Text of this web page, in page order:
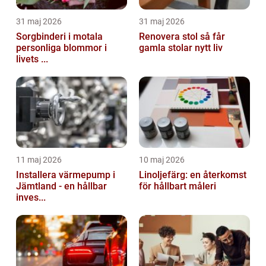
31 maj 2026
Sorgbinderi i motala
personliga blommor i
livets ...
31 maj 2026
Renovera stol så får
gamla stolar nytt liv
11 maj 2026
Installera värmepump i
Jämtland - en hållbar
inves...
10 maj 2026
Linoljefärg: en återkomst
för hållbart måleri